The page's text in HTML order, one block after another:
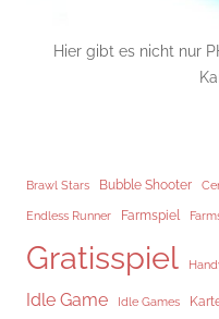
Hier gibt es nicht nur
Brawl Stars Bubble Shooter
Endless Runner Farmspiel
Gratisspiel
Idle Game Idle Games